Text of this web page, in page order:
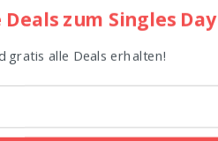
Preisen. Schauen Sie vorbei
ZUM DEAL
zum Singles Day
gratis alle Deals erhalten!